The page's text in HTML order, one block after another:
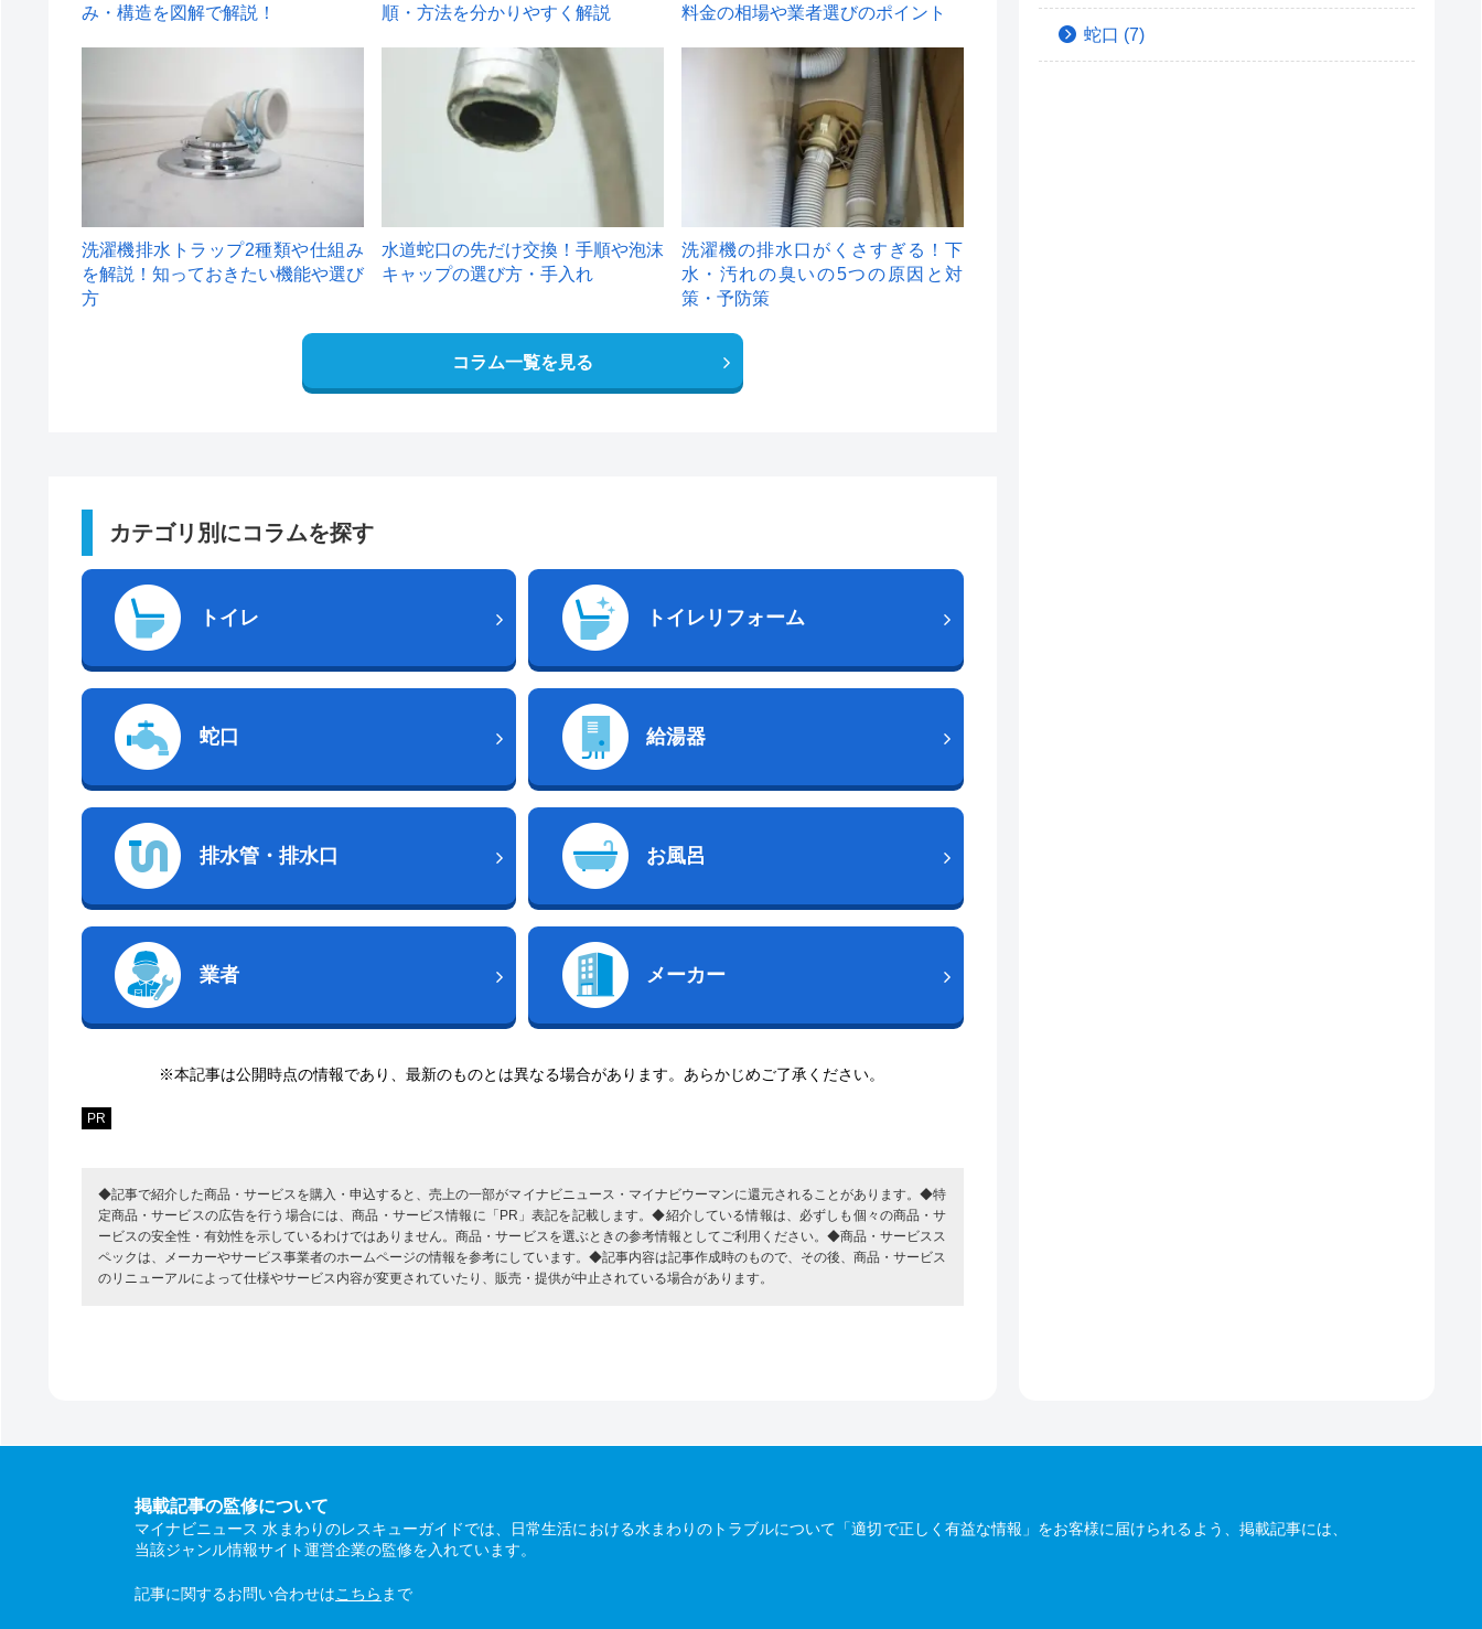
み・構造を図解で解説！
順・方法を分かりやすく解説
料金の相場や業者選びのポイント
洗濯機排水トラップ2種類や仕組み
を解説！知っておきたい機能や選び
方
水道蛇口の先だけ交換！手順や泡沫
キャップの選び方・手入れ
洗濯機の排水口がくさすぎる！下
水・汚れの臭いの5つの原因と対
策・予防策
コラム一覧を見る
カテゴリ別にコラムを探す
トイレ トイレリフォーム
蛇口 給湯器
排水管・排水口 お風呂
業者 メーカー
※本記事は公開時点の情報であり、最新のものとは異なる場合があります。あらかじめご了承ください。
PR
◆記事で紹介した商品・サービスを購入・申込すると、売上の一部がマイナビニュース・マイナビウーマンに還元されることがあります。◆特
定商品・サービスの広告を行う場合には、商品・サービス情報に「PR」表記を記載します。◆紹介している情報は、必ずしも個々の商品・サ
ービスの安全性・有効性を示しているわけではありません。商品・サービスを選ぶときの参考情報としてご利用ください。◆商品・サービスス
ペックは、メーカーやサービス事業者のホームページの情報を参考にしています。◆記事内容は記事作成時のもので、その後、商品・サービス
のリニューアルによって仕様やサービス内容が変更されていたり、販売・提供が中止されている場合があります。
蛇口 (7)
掲載記事の監修について
マイナビニュース 水まわりのレスキューガイドでは、日常生活における水まわりのトラブルについて「適切で正しく有益な情報」をお客様に届けられるよう、掲載記事には、
当該ジャンル情報サイト運営企業の監修を入れています。
記事に関するお問い合わせはこちら まで